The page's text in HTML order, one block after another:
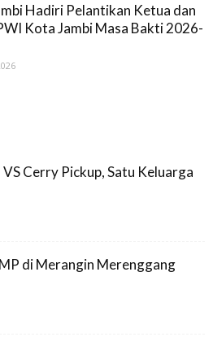
Hadiri Pelantikan Ketua dan
Kota Jambi Masa Bakti 2026-
Cerry Pickup, Satu Keluarga
di Merangin Merenggang